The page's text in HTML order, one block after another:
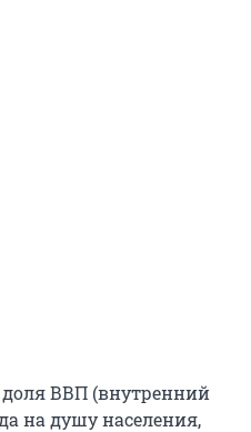
ВВП (внутренний
на душу населения,